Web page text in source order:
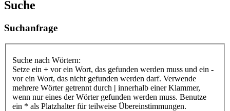
Suche
Suchanfrage
Suche nach Wörtern:
Setze ein + vor ein Wort, das gefunden werden muss und ein -
vor ein Wort, das nicht gefunden werden darf. Verwende
mehrere Wörter getrennt durch | innerhalb einer Klammer,
wenn nur eines der Wörter gefunden werden muss. Benutze
ein * als Platzhalter für teilweise Übereinstimmungen.